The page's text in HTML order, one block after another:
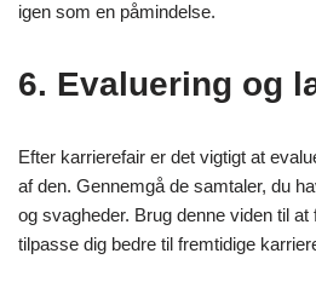
igen som en påmindelse.
6. Evaluering og
Efter karrierefair er det vigtigt at
af den. Gennemgå de samtaler, du
og svagheder. Brug denne viden til
tilpasse dig bedre til fremtidige